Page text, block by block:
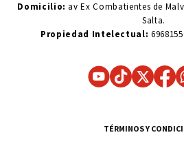
Domicilio: av Ex Combatientes de
Salta.
Propiedad Intelectual:
TÉRMINOS Y